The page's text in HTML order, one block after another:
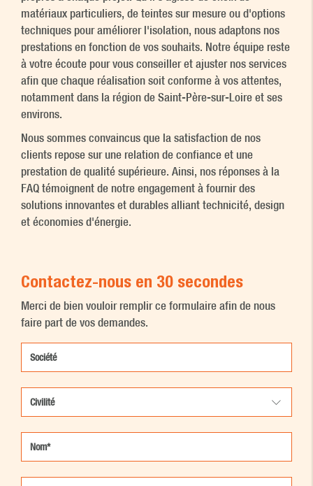
matériaux particuliers, de teintes sur mesure ou d'options
techniques pour améliorer l'isolation, nous adaptons nos
prestations en fonction de vos souhaits. Notre équipe reste
à votre écoute pour vous conseiller et ajuster nos services
afin que chaque réalisation soit conforme à vos attentes,
notamment dans la région de Saint-Père-sur-Loire et ses
environs.
Nous sommes convaincus que la satisfaction de nos
clients repose sur une relation de confiance et une
prestation de qualité supérieure. Ainsi, nos réponses à la
FAQ témoignent de notre engagement à fournir des
solutions innovantes et durables alliant technicité, design
et économies d'énergie.
Contactez-nous en 30 secondes
Merci de bien vouloir remplir ce formulaire afin de nous
faire part de vos demandes.